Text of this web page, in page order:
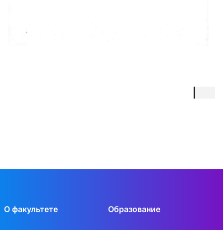
О факультете Образование